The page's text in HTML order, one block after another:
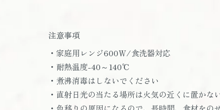
注意事項
・家庭用レンジ600Ｗ/食洗器対応
・耐熱温度-40～140℃
・煮沸消毒はしないでください
・直射日光の当たる場所は火気の近くに置かな